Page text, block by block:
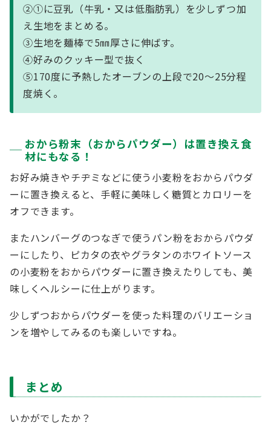
②①に豆乳（牛乳・又は低脂肪乳）を少しずつ加
え生地をまとめる。
③生地を麺棒で5㎜厚さに伸ばす。
④好みのクッキー型で抜く
⑤170度に予熱したオーブンの上段で20～25分程
度焼く。
おから粉末（おからパウダー）は置き換え食
材にもなる！
お好み焼きやチヂミなどに使う小麦粉をおからパウダ
ーに置き換えると、手軽に美味しく糖質とカロリーを
オフできます。
またハンバーグのつなぎで使うパン粉をおからパウダ
ーにしたり、ピカタの衣やグラタンのホワイトソース
の小麦粉をおからパウダーに置き換えたりしても、美
味しくヘルシーに仕上がります。
少しずつおからパウダーを使った料理のバリエーショ
ンを増やしてみるのも楽しいですね。
まとめ
いかがでしたか？